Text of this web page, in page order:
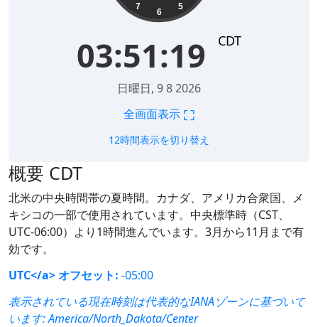
5
6
7
03:51:19 CDT
日曜日, 9 8 2026
全画面表示 ⛶
12時間表示を切り替え
概要 CDT
北米の中央時間帯の夏時間。カナダ、アメリカ合衆国、メ
キシコの一部で使用されています。中央標準時（CST、
UTC-06:00）より1時間進んでいます。3月から11月まで有
効です。
UTC</a> オフセット: -05:00
表示されている現在時刻は代表的なIANAゾーンに基づいて
います:America/North_Dakota/Center